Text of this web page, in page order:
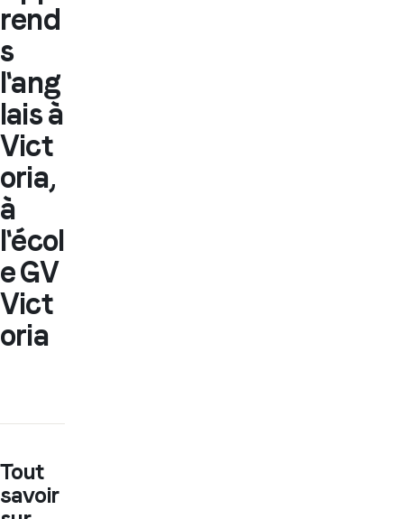
rend
s
l'ang
lais à
Vict
oria,
à
l'écol
e GV
Vict
oria
Tout
savoir